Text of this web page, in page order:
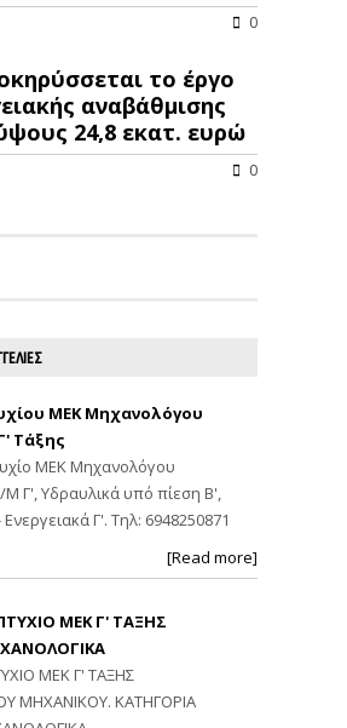
0
το έργο
αναβάθμισης
24,8 εκατ. ευρώ
0
ΜΕΚ Μηχανολόγου
Τάξης
ΜΕΚ Μηχανολόγου
Γ', Υδραυλικά υπό πίεση Β',
Γ'. Τηλ: 6948250871
[Read more]
ΜΕΚ Γ' ΤΑΞΗΣ
ΜΕΚ Γ' ΤΑΞΗΣ
ΜΗΧΑΝΙΚΟΥ. ΚΑΤΗΓΟΡΙΑ